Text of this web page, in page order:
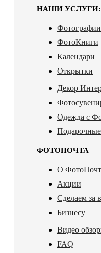
НАШИ УСЛУГИ:
Фотографии
ФотоКниги
Календари
Открытки
Декор
Одежда с
ФОТОПОЧТА
О
Акции
Сделаем за
Бизнесу
Видео
FAQ